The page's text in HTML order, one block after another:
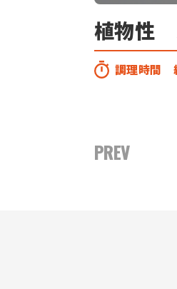
植物性
調理時間
PREV